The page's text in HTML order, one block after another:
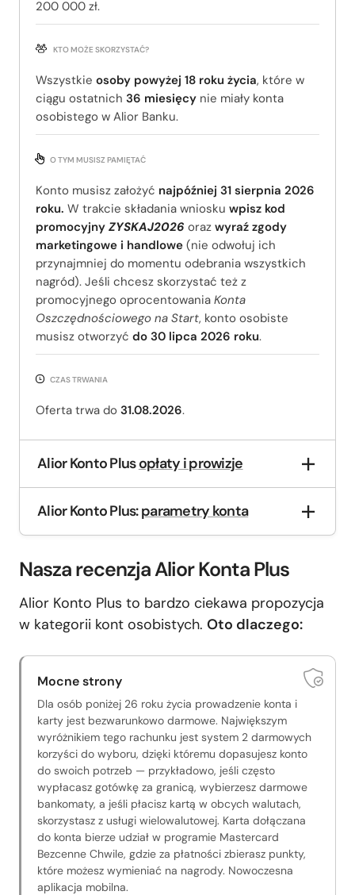
200 000 zł.
KTO MOŻE SKORZYSTAĆ?
Wszystkie osoby powyżej 18 roku życia, które w
ciągu ostatnich 36 miesięcy nie miały konta
osobistego w Alior Banku.
O TYM MUSISZ PAMIĘTAĆ
Konto musisz założyć najpóźniej 31 sierpnia 2026
roku. W trakcie składania wniosku wpisz kod
promocyjny ZYSKAJ2026 oraz wyraź zgody
marketingowe i handlowe (nie odwołuj ich
przynajmniej do momentu odebrania wszystkich
nagród). Jeśli chcesz skorzystać też z
promocyjnego oprocentowania Konta
Oszczędnościowego na Start, konto osobiste
musisz otworzyć do 30 lipca 2026 roku.
CZAS TRWANIA
Oferta trwa do 31.08.2026.
Alior Konto Plusopłaty i prowizje
Alior Konto Plus:parametry konta
Nasza recenzja Alior Konta Plus
Alior Konto Plus to bardzo ciekawa propozycja
w kategorii kont osobistych. Oto dlaczego:
Mocne strony
Dla osób poniżej 26 roku życia prowadzenie konta i
karty jest bezwarunkowo darmowe. Największym
wyróżnikiem tego rachunku jest system 2 darmowych
korzyści do wyboru, dzięki któremu dopasujesz konto
do swoich potrzeb — przykładowo, jeśli często
wypłacasz gotówkę za granicą, wybierzesz darmowe
bankomaty, a jeśli płacisz kartą w obcych walutach,
skorzystasz z usługi wielowalutowej. Karta dołączana
do konta bierze udział w programie Mastercard
Bezcenne Chwile, gdzie za płatności zbierasz punkty,
które możesz wymieniać na nagrody. Nowoczesna
aplikacja mobilna.